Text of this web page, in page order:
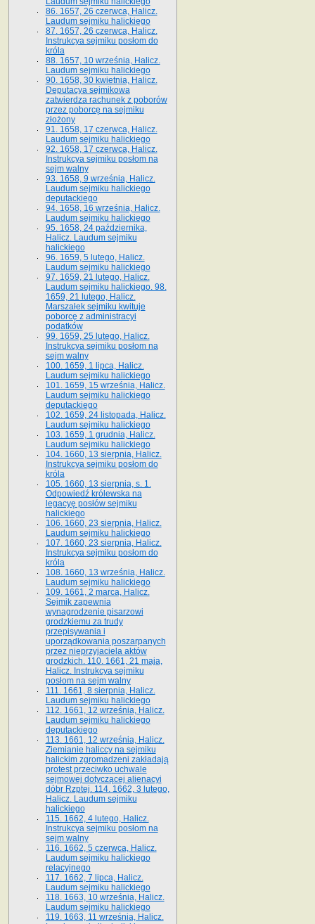
86. 1657, 26 czerwca, Halicz.
Laudum sejmiku halickiego
87. 1657, 26 czerwca, Halicz.
Instrukcya sejmiku posłom do
króla
88. 1657, 10 września, Halicz.
Laudum sejmiku halickiego
90. 1658, 30 kwietnia, Halicz.
Deputacya sejmikowa
zatwierdza rachunek z poborów
przez poborcę na sejmiku
złożony
91. 1658, 17 czerwca, Halicz.
Laudum sejmiku halickiego
92. 1658, 17 czerwca, Halicz.
Instrukcya sejmiku posłom na
sejm walny
93. 1658, 9 września, Halicz.
Laudum sejmiku halickiego
deputackiego
94. 1658, 16 września, Halicz.
Laudum sejmiku halickiego
95. 1658, 24 października,
Halicz. Laudum sejmiku
halickiego
96. 1659, 5 lutego, Halicz.
Laudum sejmiku halickiego
97. 1659, 21 lutego, Halicz.
Laudum sejmiku halickiego. 98.
1659, 21 lutego, Halicz.
Marszałek sejmiku kwituje
poborcę z administracyi
podatków
99. 1659, 25 lutego, Halicz.
Instrukcya sejmiku posłom na
sejm walny
100. 1659, 1 lipca, Halicz.
Laudum sejmiku halickiego
101. 1659, 15 września, Halicz.
Laudum sejmiku halickiego
deputackiego
102. 1659, 24 listopada, Halicz.
Laudum sejmiku halickiego
103. 1659, 1 grudnia, Halicz.
Laudum sejmiku halickiego
104. 1660, 13 sierpnia, Halicz.
Instrukcya sejmiku posłom do
króla
105. 1660, 13 sierpnia, s. 1.
Odpowiedź królewska na
legacyę posłów sejmiku
halickiego
106. 1660, 23 sierpnia, Halicz.
Laudum sejmiku halickiego
107. 1660, 23 sierpnia, Halicz.
Instrukcya sejmiku posłom do
króla
108. 1660, 13 września, Halicz.
Laudum sejmiku halickiego
109. 1661, 2 marca, Halicz.
Sejmik zapewnia
wynagrodzenie pisarzowi
grodzkiemu za trudy
przepisywania i
uporządkowania poszarpanych
przez nieprzyjaciela aktów
grodzkich. 110. 1661, 21 maja,
Halicz. Instrukcya sejmiku
posłom na sejm walny
111. 1661, 8 sierpnia, Halicz.
Laudum sejmiku halickiego
112. 1661, 12 września, Halicz.
Laudum sejmiku halickiego
deputackiego
113. 1661, 12 września, Halicz.
Ziemianie haliccy na sejmiku
halickim zgromadzeni zakładają
protest przeciwko uchwale
sejmowej dotyczącej alienacyi
dóbr Rzptej. 114. 1662, 3 lutego,
Halicz. Laudum sejmiku
halickiego
115. 1662, 4 lutego, Halicz.
Instrukcya sejmiku posłom na
sejm walny
116. 1662, 5 czerwca, Halicz.
Laudum sejmiku halickiego
relacyjnego
117. 1662, 7 lipca, Halicz.
Laudum sejmiku halickiego
118. 1663, 10 września, Halicz.
Laudum sejmiku halickiego
119. 1663, 11 września, Halicz.